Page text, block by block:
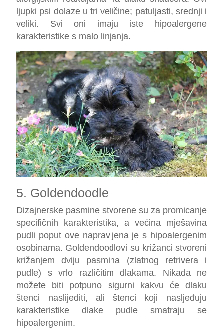
ljupki psi dolaze u tri veličine; patuljasti, srednji i
veliki. Svi oni imaju iste hipoalergene
karakteristike s malo linjanja.
5. Goldendoodle
Dizajnerske pasmine stvorene su za promicanje
specifičnih karakteristika, a većina mješavina
pudli poput ove napravljena je s hipoalergenim
osobinama. Goldendoodlovi su križanci stvoreni
križanjem dviju pasmina (zlatnog retrivera i
pudle) s vrlo različitim dlakama. Nikada ne
možete biti potpuno sigurni kakvu će dlaku
štenci naslijediti, ali štenci koji nasljeđuju
karakteristike dlake pudle smatraju se
hipoalergenim.